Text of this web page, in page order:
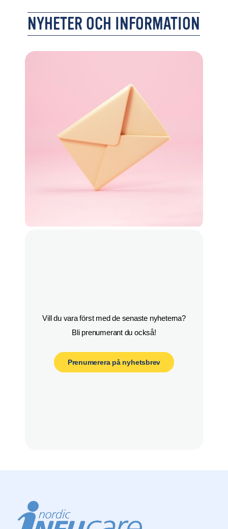
NYHETER OCH INFORMATION
Vill du vara först med de senaste nyheterna?
Bli prenumerant du också!
Prenumerera på nyhetsbrev